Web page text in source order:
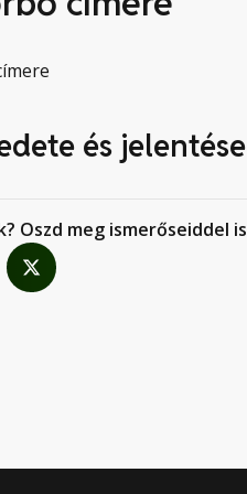
és jelentése
Oszd meg ismerőseiddel